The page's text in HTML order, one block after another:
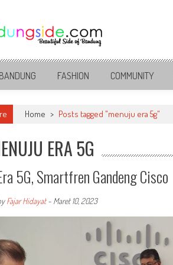
Side
BANDUNG FASHION COMMUNITY
Home > Posts tagged "menuju era 5g"
ERA 5G
5G, Smartfren Gandeng Cisco
Fajar Hidayat- Maret 10, 2023